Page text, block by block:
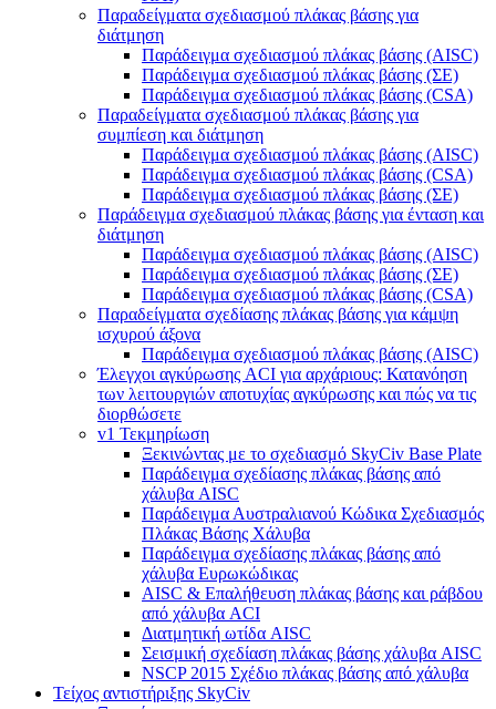
Παραδείγματα σχεδιασμού πλάκας βάσης για
διάτμηση
Παράδειγμα σχεδιασμού πλάκας βάσης (AISC)
Παράδειγμα σχεδιασμού πλάκας βάσης (ΣΕ)
Παράδειγμα σχεδιασμού πλάκας βάσης (CSA)
Παραδείγματα σχεδιασμού πλάκας βάσης για
συμπίεση και διάτμηση
Παράδειγμα σχεδιασμού πλάκας βάσης (AISC)
Παράδειγμα σχεδιασμού πλάκας βάσης (CSA)
Παράδειγμα σχεδιασμού πλάκας βάσης (ΣΕ)
Παράδειγμα σχεδιασμού πλάκας βάσης για ένταση και
διάτμηση
Παράδειγμα σχεδιασμού πλάκας βάσης (AISC)
Παράδειγμα σχεδιασμού πλάκας βάσης (ΣΕ)
Παράδειγμα σχεδιασμού πλάκας βάσης (CSA)
Παραδείγματα σχεδίασης πλάκας βάσης για κάμψη
ισχυρού άξονα
Παράδειγμα σχεδιασμού πλάκας βάσης (AISC)
Έλεγχοι αγκύρωσης ACI για αρχάριους: Κατανόηση
των λειτουργιών αποτυχίας αγκύρωσης και πώς να τις
διορθώσετε
v1 Τεκμηρίωση
Ξεκινώντας με το σχεδιασμό SkyCiv Base Plate
Παράδειγμα σχεδίασης πλάκας βάσης από
χάλυβα AISC
Παράδειγμα Αυστραλιανού Κώδικα Σχεδιασμός
Πλάκας Βάσης Χάλυβα
Παράδειγμα σχεδίασης πλάκας βάσης από
χάλυβα Ευρωκώδικας
AISC & Επαλήθευση πλάκας βάσης και ράβδου
από χάλυβα ACI
Διατμητική ωτίδα AISC
Σεισμική σχεδίαση πλάκας βάσης χάλυβα AISC
NSCP 2015 Σχέδιο πλάκας βάσης από χάλυβα
Τείχος αντιστήριξης SkyCiv